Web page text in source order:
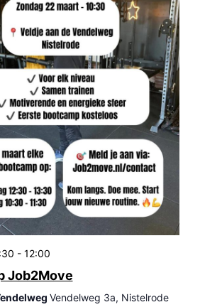
- 12:00
Job2Move
Vendelweg 3a, Nistelrode